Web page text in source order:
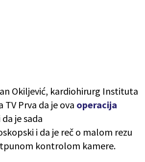
Okiljević, kardiohirurg Instituta
TV Prva da je ova operacija
je sada
i da je reč o malom rezu
kontrolom kamere.